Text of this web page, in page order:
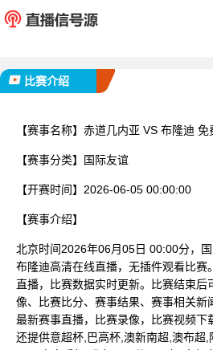
比赛介绍
【赛事名称】 赤道几内亚 VS 布隆迪 免
【赛事分类】 国际友谊
【开赛时间】 2026-06-05 00:00:00
【赛事介绍】
北京时间2026年06月05日 00:00分，
布隆迪高清在线直播，无插件观看比赛
直播，比赛数据实时更新。比赛结束后
像、比赛比分、赛事结果、赛事相关新
最新赛事直播，比赛录像，比赛视频下
还提供意超杯,巴高杯,澳新南超,澳布超